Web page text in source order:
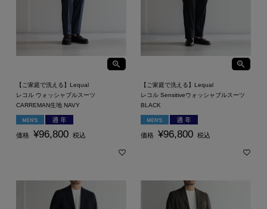
【ご家庭で洗える】Lequal
レコル ウォッシャブルスーツ
CARREMAN生地 NAVY
価格 ¥96,800 税込
【ご家庭で洗える】Lequal
レコル Sensitiveウォッシャブルスーツ
BLACK
価格 ¥96,800 税込